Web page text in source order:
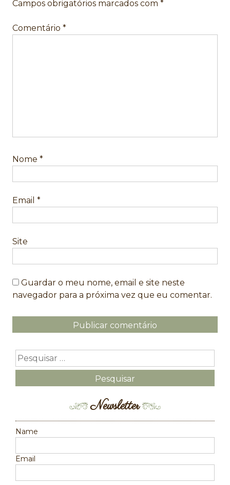
Campos obrigatórios marcados com *
Comentário *
Nome *
Email *
Site
Guardar o meu nome, email e site neste
navegador para a próxima vez que eu comentar.
Newsletter
Name
Email